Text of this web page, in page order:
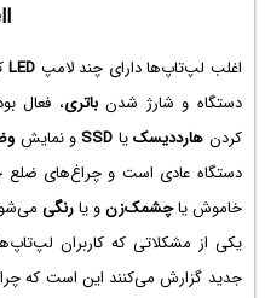
اغلب لپ‌تاپ‌ها دارای چند لامپ LED
دستگاه و شارژ شدنباتری
کردن هارددیسکیا SSD و نمایش
دستگاه عادی است و چراغ‌های ضلع
خاموش یاچشمک‌زنو یارنگی
یکی از مشکلاتی که کاربران
جدید گزارش می‌کنند این است که